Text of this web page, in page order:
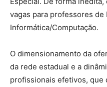
vagas para professores de
Informática/Computação.
O dimensionamento da
da rede estadual e a
profissionais efetivos, que